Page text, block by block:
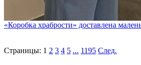
«Коробка храбрости» доставлена
Страницы: 1 2 3 4 5 ... 1195 След.